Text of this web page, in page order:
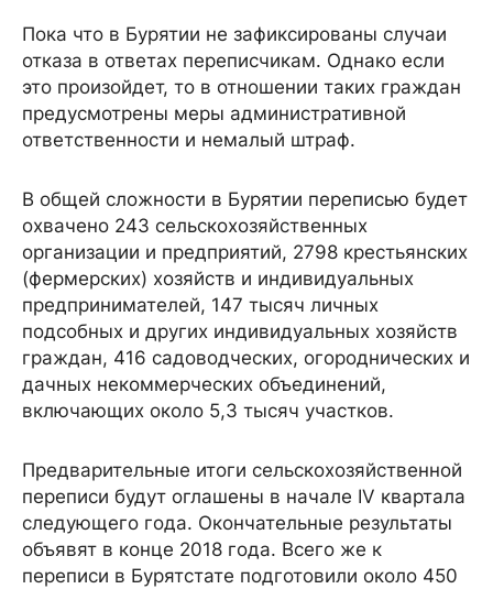
Пока что в Бурятии не зафиксированы случаи
отказа в ответах переписчикам. Однако если
это произойдет, то в отношении таких граждан
предусмотрены меры административной
ответственности и немалый штраф.
В общей сложности в Бурятии переписью будет
охвачено 243 сельскохозяйственных
организации и предприятий, 2798 крестьянских
(фермерских) хозяйств и индивидуальных
предпринимателей, 147 тысяч личных
подсобных и других индивидуальных хозяйств
граждан, 416 садоводческих, огороднических и
дачных некоммерческих объединений,
включающих около 5,3 тысяч участков.
Предварительные итоги сельскохозяйственной
переписи будут оглашены в начале IV квартала
следующего года. Окончательные результаты
объявят в конце 2018 года. Всего же к
переписи в Бурятстате подготовили около 450